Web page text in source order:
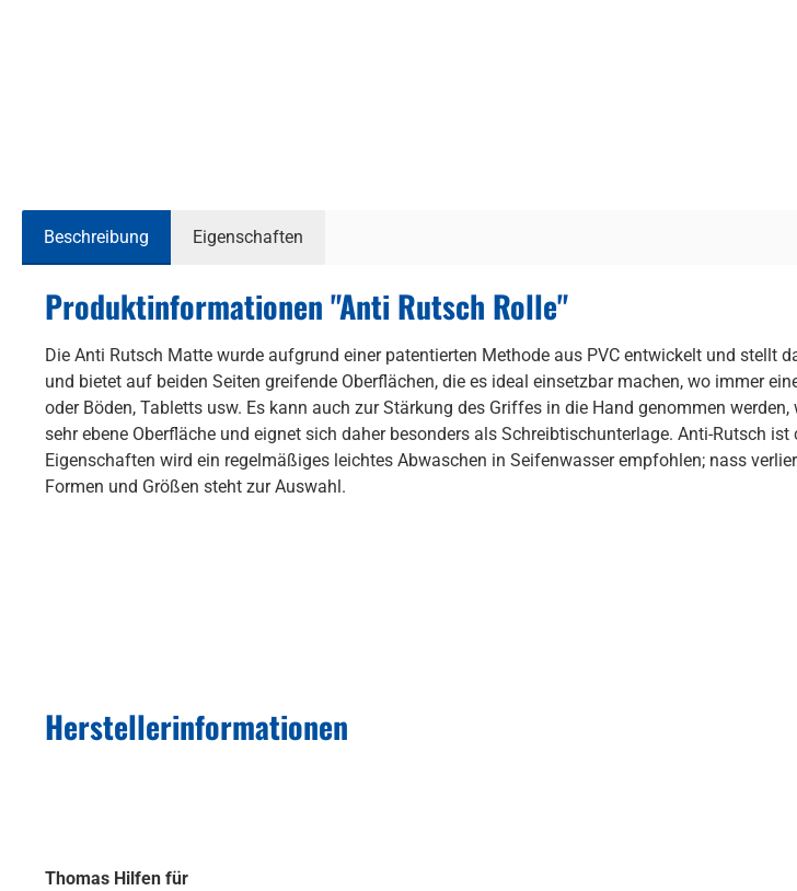
Beschreibung Eigenschaften
Produktinformationen "Anti Rutsch Rolle"
Die Anti Rutsch Matte wurde aufgrund einer patentierten Methode aus PVC entwickelt und
und bietet auf beiden Seiten greifende Oberflächen, die es ideal einsetzbar machen, wo immer
oder Böden, Tabletts usw. Es kann auch zur Stärkung des Griffes in die Hand genommen
sehr ebene Oberfläche und eignet sich daher besonders als Schreibtischunterlage. Anti-Rutsch
Eigenschaften wird ein regelmäßiges leichtes Abwaschen in Seifenwasser empfohlen; nass
Formen und Größen steht zur Auswahl.
Herstellerinformationen
Thomas Hilfen für